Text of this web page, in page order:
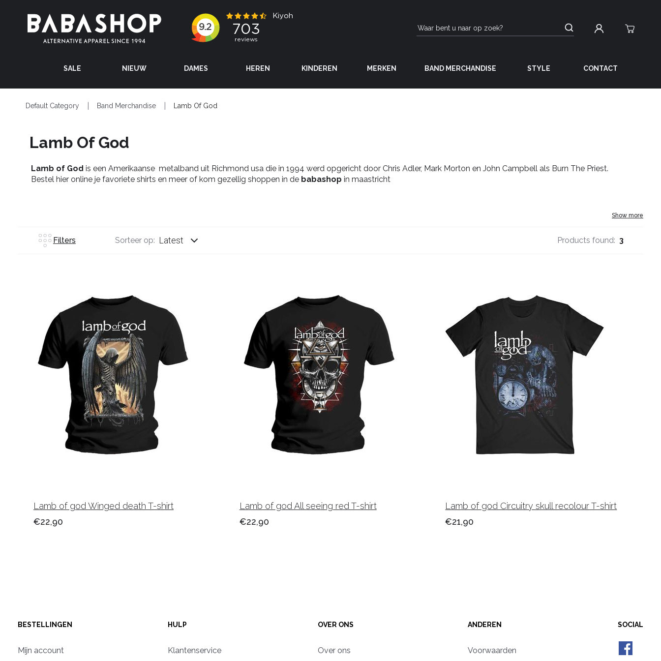
SALE NIEUW DAMES HEREN KINDEREN MERKEN BAND MERCHANDISE STYLE CONTACT
Default Category Band Merchandise Lamb Of God
Lamb Of God
Lamb of God is een Amerikaanse metalband uit Richmond usa die in 1994 werd opgericht door Chris Adler, Mark Morton en John Campbell als Burn The Priest.
Bestel hier online je favoriete shirts en meer of kom gezellig shoppen in de babashop in maastricht
Show more
Filters Sorteer op: Latest Products found: 3
Lamb of god Winged death T-shirt
€22,90
Lamb of god All seeing red T-shirt
€22,90
Lamb of god Circuitry skull recolour T-shirt
€21,90
BESTELLINGEN
Mijn account
HULP
Klantenservice
OVER ONS
Over ons
ANDEREN
Voorwaarden
SOCIAL